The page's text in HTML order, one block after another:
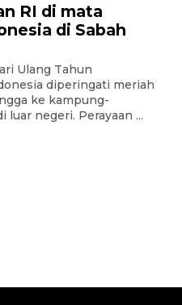
RI di mata
di Sabah
Ulang Tahun
diperingati meriah
ke kampung-
negeri. Perayaan ...